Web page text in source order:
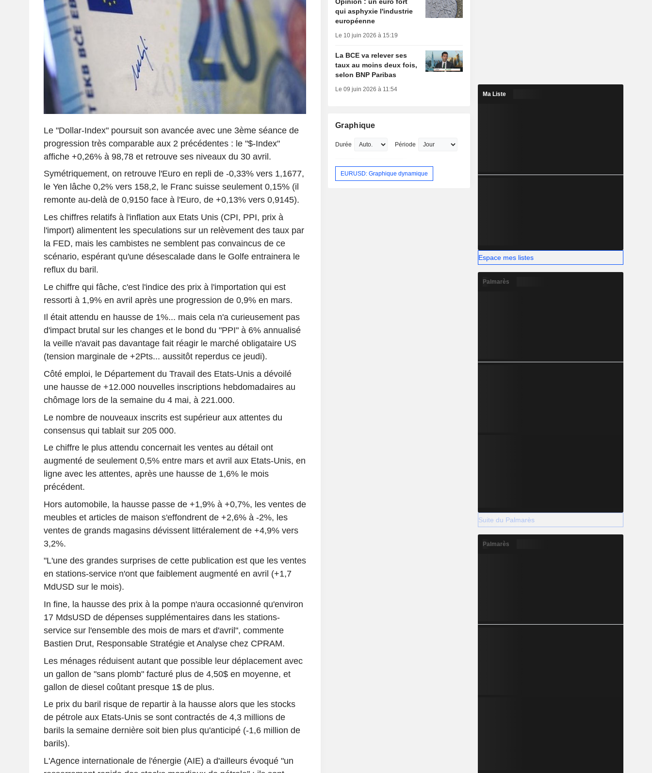
Le "Dollar-Index" poursuit son avancée avec une 3ème séance de
progression très comparable aux 2 précédentes : le "$-Index"
affiche +0,26% à 98,78 et retrouve ses niveaux du 30 avril.
Symétriquement, on retrouve l'Euro en repli de -0,33% vers 1,1677,
le Yen lâche 0,2% vers 158,2, le Franc suisse seulement 0,15% (il
remonte au-delà de 0,9150 face à l'Euro, de +0,13% vers 0,9145).
Les chiffres relatifs à l'inflation aux Etats Unis (CPI, PPI, prix à
l'import) alimentent les speculations sur un relèvement des taux par
la FED, mais les cambistes ne semblent pas convaincus de ce
scénario, espérant qu'une désescalade dans le Golfe entrainera le
reflux du baril.
Le chiffre qui fâche, c'est l'indice des prix à l'importation qui est
ressorti à 1,9% en avril après une progression de 0,9% en mars.
Il était attendu en hausse de 1%... mais cela n'a curieusement pas
d'impact brutal sur les changes et le bond du "PPI" à 6% annualisé
la veille n'avait pas davantage fait réagir le marché obligataire US
(tension marginale de +2Pts... aussitôt reperdus ce jeudi).
Côté emploi, le Département du Travail des Etats-Unis a dévoilé
une hausse de +12.000 nouvelles inscriptions hebdomadaires au
chômage lors de la semaine du 4 mai, à 221.000.
Le nombre de nouveaux inscrits est supérieur aux attentes du
consensus qui tablait sur 205 000.
Le chiffre le plus attendu concernait les ventes au détail ont
augmenté de seulement 0,5% entre mars et avril aux Etats-Unis, en
ligne avec les attentes, après une hausse de 1,6% le mois
précédent.
Hors automobile, la hausse passe de +1,9% à +0,7%, les ventes de
meubles et articles de maison s'effondrent de +2,6% à -2%, les
ventes de grands magasins dévissent littéralement de +4,9% vers
3,2%.
"L'une des grandes surprises de cette publication est que les ventes
en stations-service n'ont que faiblement augmenté en avril (+1,7
MdUSD sur le mois).
In fine, la hausse des prix à la pompe n'aura occasionné qu'environ
17 MdsUSD de dépenses supplémentaires dans les stations-
service sur l'ensemble des mois de mars et d'avril", commente
Bastien Drut, Responsable Stratégie et Analyse chez CPRAM.
Les ménages réduisent autant que possible leur déplacement avec
un gallon de "sans plomb" facturé plus de 4,50$ en moyenne, et
gallon de diesel coûtant presque 1$ de plus.
Le prix du baril risque de repartir à la hausse alors que les stocks
de pétrole aux Etats-Unis se sont contractés de 4,3 millions de
barils la semaine dernière soit bien plus qu'anticipé (-1,6 million de
barils).
L'Agence internationale de l'énergie (AIE) a d'ailleurs évoqué "un
qui asphyxie l'industrie
européenne
Le 10 juin 2026 à 15:19
La BCE va relever ses
taux au moins deux fois,
selon BNP Paribas
Le 09 juin 2026 à 11:54
Graphique
Durée Période
EURUSD: Graphique dynamique
Ma Liste
Espace mes listes
Palmarès
Suite du Palmarès
Palmarès